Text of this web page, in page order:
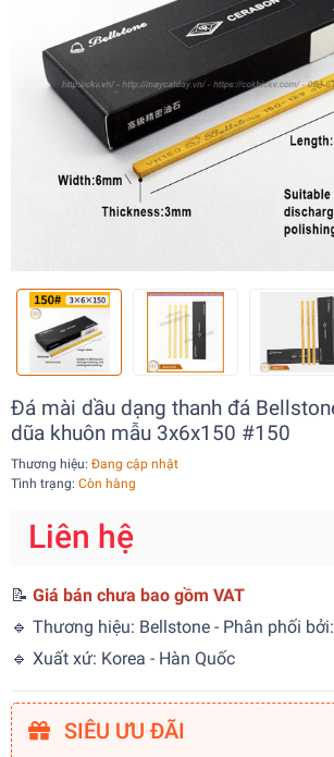
Đá mài dầu dạng thanh đá
dũa khuôn mẫu 3x6x150 #150
Thương hiệu: Đang cập nhật
Tình trạng: Còn hàng
Liên hệ
📝 Giá bán chưa bao gồm VAT
🔹 Thương hiệu: Bellstone - Phân phối
🔹 Xuất xứ: Korea - Hàn Quốc
SIÊU ƯU ĐÃI